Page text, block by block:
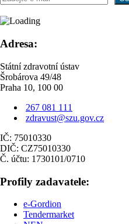
Adresa:
Státní zdravotní ústav
Šrobárova 49/48
Praha 10, 100 00
267 081 111
zdravust@szu.gov.cz
IČ: 75010330
DIČ: CZ75010330
Č. účtu: 1730101/0710
Profily zadavatele:
e-Gordion
Tendermarket